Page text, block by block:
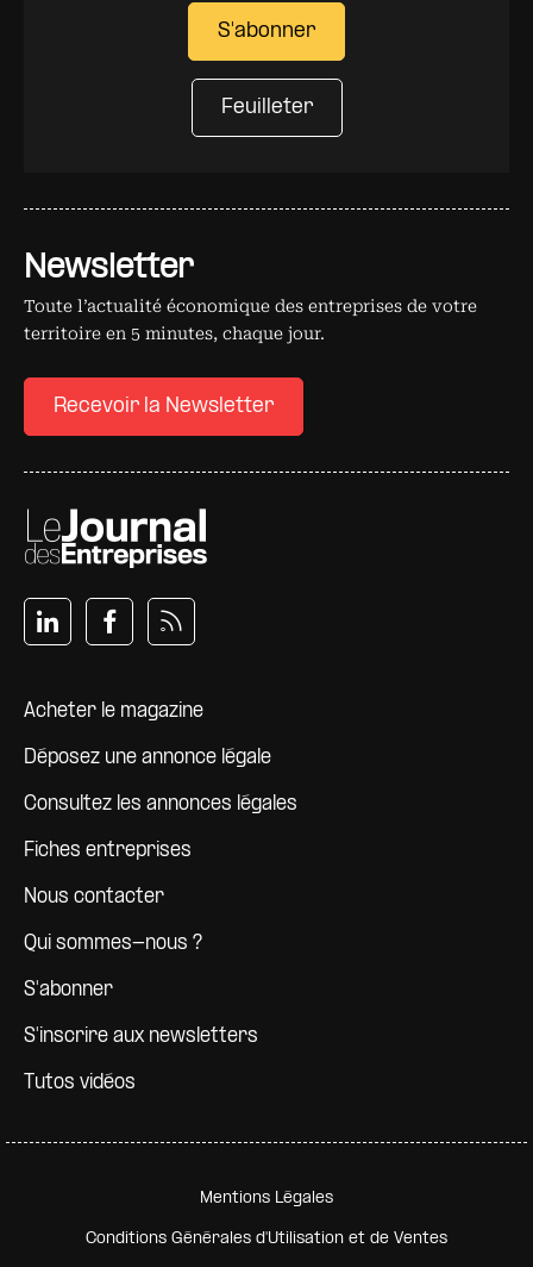
Newsletter
Toute l’actualité économique des entreprises de votre
territoire en 5 minutes, chaque jour.
Recevoir la Newsletter
Pied de page
Acheter le magazine
Déposez une annonce légale
Consultez les annonces légales
Fiches entreprises
Nous contacter
Qui sommes-nous ?
S'abonner
S'inscrire aux newsletters
Tutos vidéos
S'abonner
Feuilleter
Pied de page secondaire
Mentions Légales
Conditions Générales d'Utilisation et de Ventes